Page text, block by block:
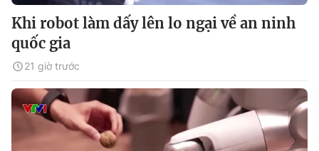
Khi robot làm dấy lên lo ngại về an ninh
quốc gia
21 giờ trước